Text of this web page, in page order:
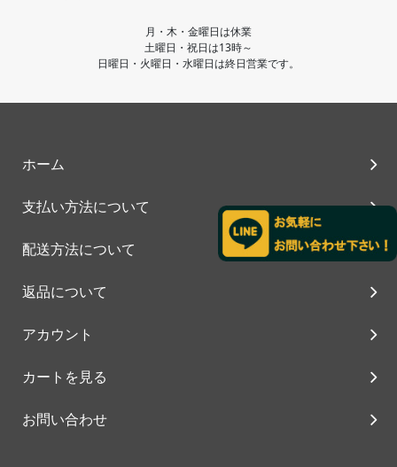
月・木・金曜日は休業
土曜日・祝日は13時～
日曜日・火曜日・水曜日は終日営業です。
ホーム
支払い方法について
配送方法について
返品について
アカウント
カートを見る
お問い合わせ